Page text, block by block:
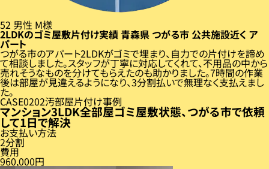
52 男性 M様
2LDKのゴミ屋敷片付け実績青森県 つがる市 公共施設近く ア
パート
つがる市のアパート2LDKがゴミで埋まり、自力での片付けを諦め
て相談しました。スタッフが丁寧に対応してくれて、不用品の中から
売れそうなものを分けてもらえたのも助かりました。7時間の作業
後は部屋が見違えるようになり、3分割払いで無理なく支払えまし
た。
CASE 02汚部屋片付け事例
マンション3LDK全部屋ゴミ屋敷状態、つがる市で依頼
して1日で解決
お支払い方法
2分割
費用
960,000円